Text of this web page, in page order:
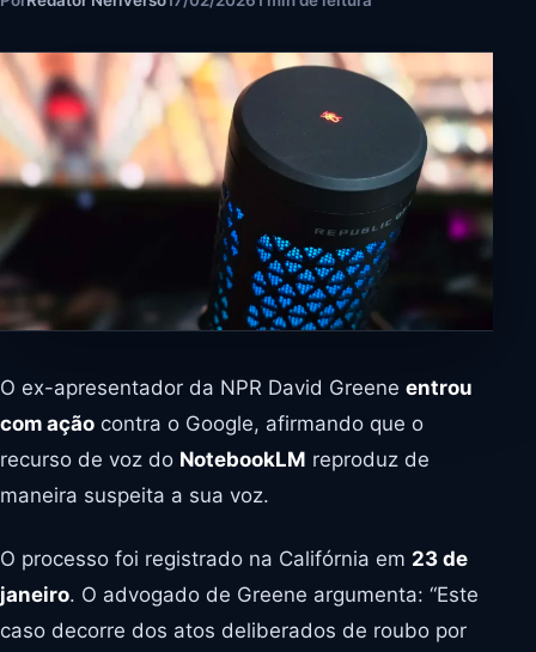
O ex-apresentador da NPR David Greene entrou
com ação contra o Google, afirmando que o
recurso de voz do NotebookLM reproduz de
maneira suspeita a sua voz.
O processo foi registrado na Califórnia em 23 de
janeiro. O advogado de Greene argumenta: “Este
caso decorre dos atos deliberados de roubo por